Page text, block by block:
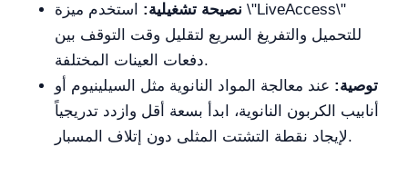
نصيحة تشغيلية: استخدم ميزة \"LiveAccess\"
للتحميل والتفريغ السريع لتقليل وقت التوقف بين
دفعات العينات المختلفة.
توصية: عند معالجة المواد النانوية مثل السيلينيوم أو
أنابيب الكربون النانوية، ابدأ بسعة أقل وازدد تدريجياً
لإيجاد نقطة التشتت المثلى دون إتلاف المسبار.